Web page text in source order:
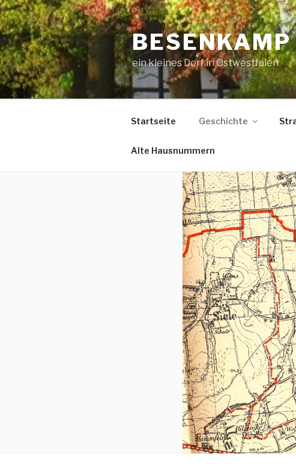
Zum
Inhalt
springen
BESENKAMP
ein kleines Dorf in Ostwestfalen
Startseite Geschichte
Alte Hausnummern